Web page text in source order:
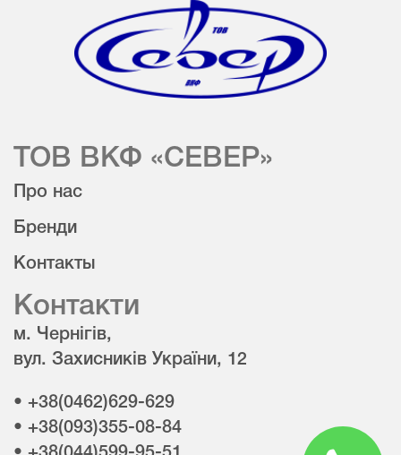
ТОВ ВКФ «СЕВЕР»
Про нас
Бренди
Контакты
Контакти
м. Чернігів,
вул. Захисників України, 12
• +38(0462)629-629
• +38(093)355-08-84